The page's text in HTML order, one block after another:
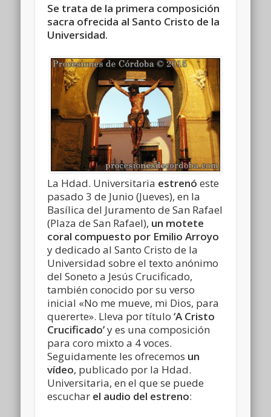
Se trata de la primera composición
sacra ofrecida al Santo Cristo de la
Universidad.
La Hdad. Universitaria estrenó este
pasado 3 de Junio (Jueves), en la
Basílica del Juramento de San Rafael
(Plaza de San Rafael), un motete
coral compuesto por Emilio Arroyo
y dedicado al Santo Cristo de la
Universidad sobre el texto anónimo
del Soneto a Jesús Crucificado,
también conocido por su verso
inicial «No me mueve, mi Dios, para
quererte». Lleva por título‘A Cristo
Crucificado’y es una composición
para coro mixto a 4 voces.
Seguidamente les ofrecemos un
vídeo, publicado por la Hdad.
Universitaria, en el que se puede
escuchar el audio del estreno: